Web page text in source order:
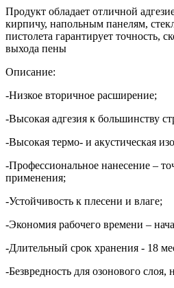
Продукт обладает отличной
кирпичу, напольным панелям,
пистолета гарантирует точность,
выхода пены
Описание:
-Низкое вторичное расширение;
-Высокая адгезия к большинству
-Высокая термо- и акустическая
-Профессиональное нанесение –
применения;
-Устойчивость к плесени и влаге;
-Экономия рабочего времени –
-Длительный срок хранения - 18
-Безвредность для озонового